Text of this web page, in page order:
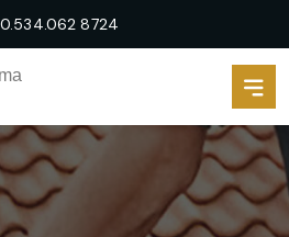
0.534.062 8724